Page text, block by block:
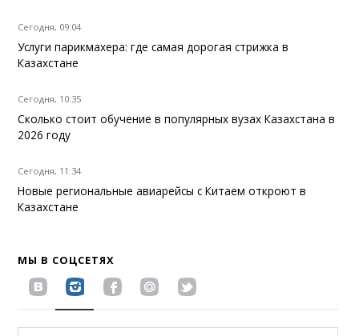
Сегодня, 09:04
Услуги парикмахера: где самая дорогая стрижка в
Казахстане
Сегодня, 10:35
Сколько стоит обучение в популярных вузах Казахстана в
2026 году
Сегодня, 11:34
Новые региональные авиарейсы с Китаем откроют в
Казахстане
МЫ В СОЦСЕТЯХ